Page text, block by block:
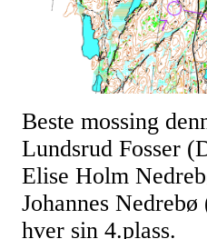
Beste mossing
Lundsrud Fosser
Elise Holm
Johannes
hver sin 4.plass.